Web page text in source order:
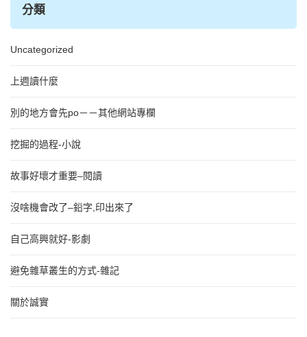
分類
Uncategorized
上週讀什麼
別的地方會先po－－其他網站專欄
挖掘的過程-小說
故事好壞才重要–閱讀
沒啥機會改了–鉛字,印出來了
自己高興就好-影劇
避免雜草叢生的方式-雜記
關於誠實